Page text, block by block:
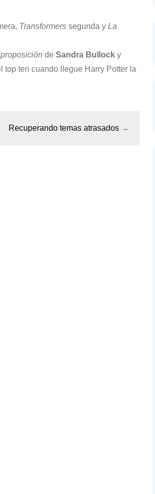
Transformers segunda y La
de Sandra Bullock y
top ten cuando llegue Harry Potter la
Recuperando temas atrasados→